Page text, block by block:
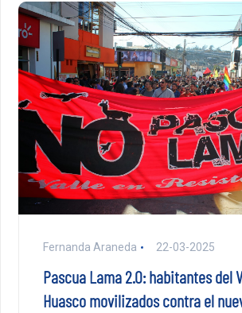
Fernanda Araneda 22-03-2025
Pascua Lama 2.0: habitantes del
Huasco movilizados contra el